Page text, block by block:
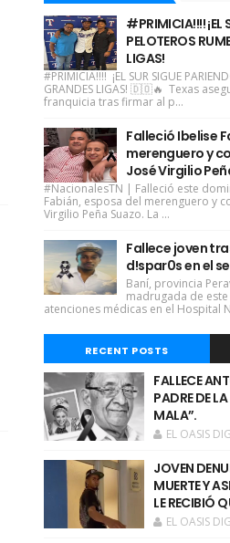
#PRIMICIA!!!! ¡EL
PELOTEROS
LIGAS!
#PRIMICIA!!!! ¡EL SUR SIGUE
GRANDES LIGAS! 🇩🇴🔥 Texas
franquicia tras firmar al p...
Falleció Ibelise
merenguero y
José Virgilio
#NacionalesTN | Falleció este
Fabián, esposa del merenguero y
Virgilio Peña Suazo. La ...
Fallece joven
d!spar0s en el
Baní, provincia
madrugada de
atenciones médicas en el Hospital
RECENT POSTS
FALLECE
PADRE DE
MALA”.
EL OASIS
JOVEN
MUERTE Y
LE RECIBIÓ
EL OASIS